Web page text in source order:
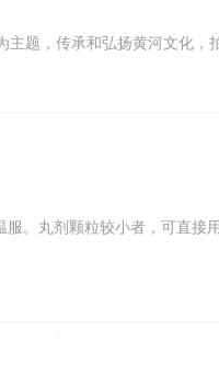
题，传承和弘扬黄河文化，
。丸剂颗粒较小者，可直接